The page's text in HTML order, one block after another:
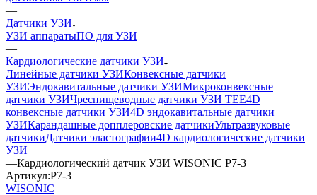
—
Датчики УЗИ
УЗИ аппаратыПО для УЗИ
—
Кардиологические датчики УЗИ
Линейные датчики УЗИКонвексные датчики
УЗИЭндокавитальные датчики УЗИМикроконвексные
датчики УЗИЧреспищеводные датчики УЗИ TEE4D
конвексные датчики УЗИ4D эндокавитальные датчики
УЗИКарандашные допплеровские датчикиУльтразвуковые
датчикиДатчики эластографии4D кардиологические датчики
УЗИ
—Кардиологический датчик УЗИ WISONIC P7-3
Артикул:P7-3
WISONIC